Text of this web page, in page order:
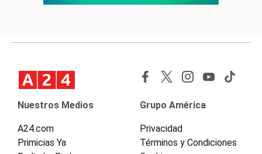
Nuestros Medios
A24.com
Primicias Ya
Grupo América
Privacidad
Términos y Condiciones